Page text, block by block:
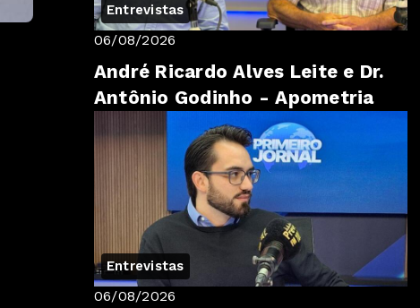
Entrevistas
06/08/2026
André Ricardo Alves Leite e Dr.
Antônio Godinho - Apometria
Entrevistas
06/08/2026